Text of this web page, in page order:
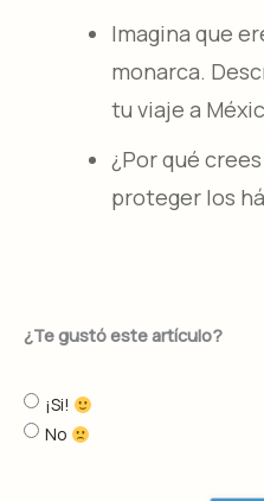
Imagina que
monarca.
tu viaje a
¿Por qué
proteger los
¿Te gustó este artículo?
¡Si!
No